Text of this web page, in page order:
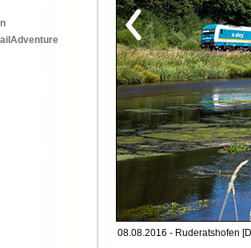
08.08.2016 - Ruderatshofen